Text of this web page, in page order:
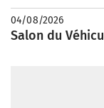
04/08/2026
Salon du